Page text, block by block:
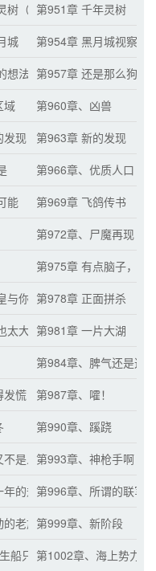
树（三）第951章 千年灵树
城
第954章 黑月城视察
想法 第957章 还是那么狗腿
域
第960章、凶兽
发现
第963章 新的发现
第966章、优质人口
能
第969章 飞鸽传书
第972章、尸魔再现
第975章 有点脑子，但
与你同在第978章 正面拼杀
太大了第981章 一片大湖
第984章、脾气还是这
发慌
第987章、嚯！
第990章、蹊跷
不是人第993章、神枪手啊
年的规划第996章、所谓的联军
的老族长第999章、新阶段
船只 第1002章、海上势力